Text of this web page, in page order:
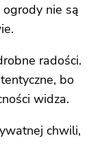
nie są
radości.
bo
widza.
chwili,